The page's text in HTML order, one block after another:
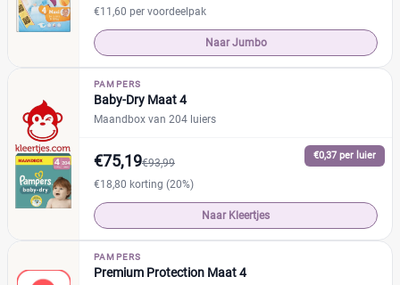
Milieuvriendelijk
Ongeparfumeerd (2)
Geslacht
Jongen (0)
Jongen en meisje
Winkel
€11,60 per voordeelpak
Naar Jumbo
PAMPERS
Baby-Dry Maat 4
Maandbox van 204 luiers
€0,37 per luier
€75,19€93,99
€18,80 korting (20%)
Naar Kleertjes
PAMPERS
Premium Protection Maat 4